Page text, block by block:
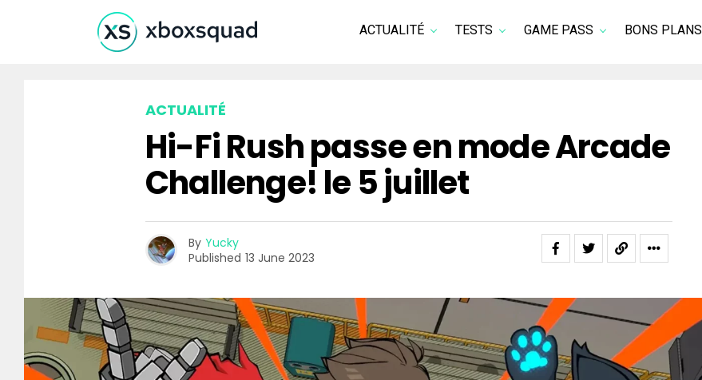
ACTUALITÉ TESTS GAME PASS BONS PLANS
ACTUALITÉ
Hi-Fi Rush passe en mode Arcade
Challenge! le 5 juillet
By Yucky
Published 13 June 2023